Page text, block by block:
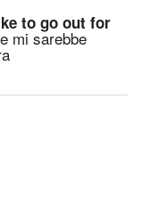
to go out for
mi sarebbe